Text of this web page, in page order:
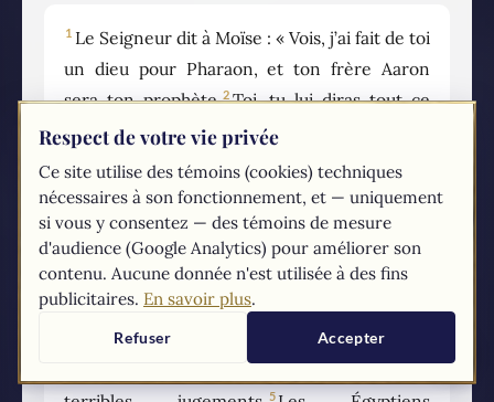
1 Le Seigneur dit à Moïse : « Vois, j’ai fait de toi
un dieu pour Pharaon, et ton frère Aaron
sera ton prophète.2Toi, tu lui diras tout ce
que je t’ordonnerai, et ton frère Aaron le
son pays les fils d’Israël. Mais moi, je rendrai
le cœur de Pharaon inflexible ; je multiplierai
mes signes et mes prodiges dans le pays
d’Égypte,4mais Pharaon ne vous écoutera
pas. Alors je poserai la main sur l’Égypte et je
ferai sortir du pays d’Égypte mes armées,
mon peuple, les fils d’Israël, en exerçant de
5
Respect de votre vie privée
Ce site utilise des témoins (cookies) techniques
nécessaires à son fonctionnement, et — uniquement
si vous y consentez — des témoins de mesure
d'audience (Google Analytics) pour améliorer son
contenu. Aucune donnée n'est utilisée à des fins
publicitaires. En savoir plus.
Refuser Accepter